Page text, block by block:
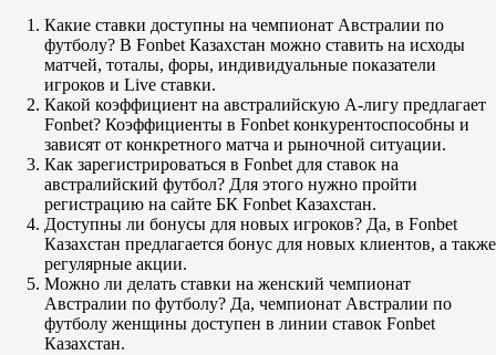
Обе забьют
Нет
1.06
Какие ставки доступны на чемпионат Австралии по
футболу? В Fonbet Казахстан можно ставить на исходы
матчей, тоталы, форы, индивидуальные показатели
игроков и Live ставки.
Какой коэффициент на австралийскую А-лигу предлагает
Fonbet? Коэффициенты в Fonbet конкурентоспособны и
зависят от конкретного матча и рыночной ситуации.
Как зарегистрироваться в Fonbet для ставок на
австралийский футбол? Для этого нужно пройти
регистрацию на сайте БК Fonbet Казахстан.
Доступны ли бонусы для новых игроков? Да, в Fonbet
Казахстан предлагается бонус для новых клиентов, а также
регулярные акции.
Можно ли делать ставки на женский чемпионат
Австралии по футболу? Да, чемпионат Австралии по
футболу женщины доступен в линии ставок Fonbet
Казахстан.